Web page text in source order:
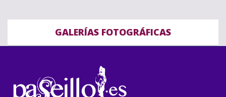
GALERÍAS FOTOGRÁFICAS